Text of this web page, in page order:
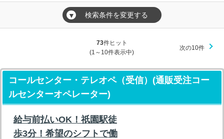
▼ 検索条件を変更する
73件ヒット
(1～10件表示中)
次の10件
コールセンター・テレオペ（受信）(通販受注コー
ルセンターオペレーター)
給与前払いOK！祇園駅徒
歩3分！希望のシフトで働